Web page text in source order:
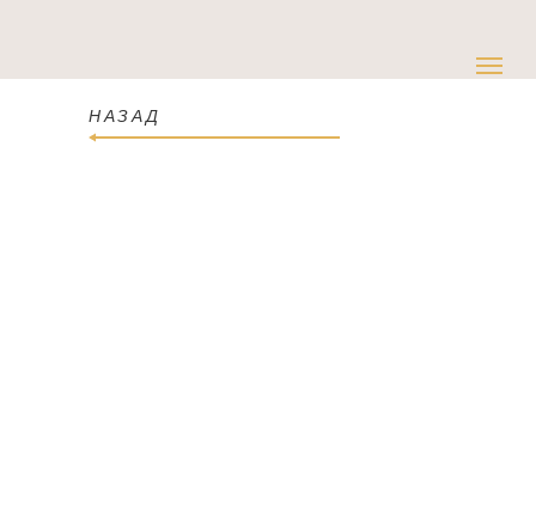
НАЗАД